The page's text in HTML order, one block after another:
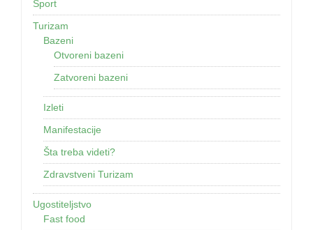
Sport
Turizam
Bazeni
Otvoreni bazeni
Zatvoreni bazeni
Izleti
Manifestacije
Šta treba videti?
Zdravstveni Turizam
Ugostiteljstvo
Fast food